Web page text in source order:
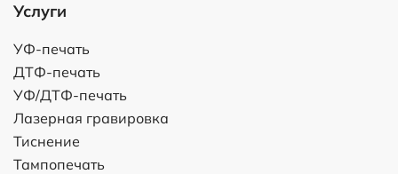
Услуги
УФ-печать
ДТФ-печать
УФ/ДТФ-печать
Лазерная гравировка
Тиснение
Тампопечать